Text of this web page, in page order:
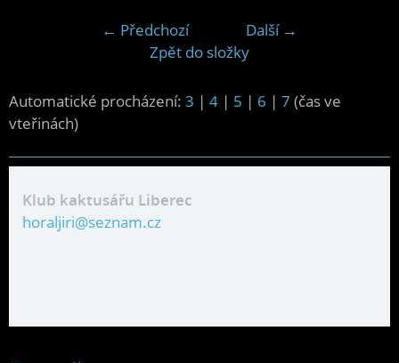
← Předchozí
Další →
Zpět do složky
Automatické procházení: 3 | 4 | 5 | 6 | 7 (čas ve
vteřinách)
Klub kaktusářu Liberec
horaljiri@seznam.cz